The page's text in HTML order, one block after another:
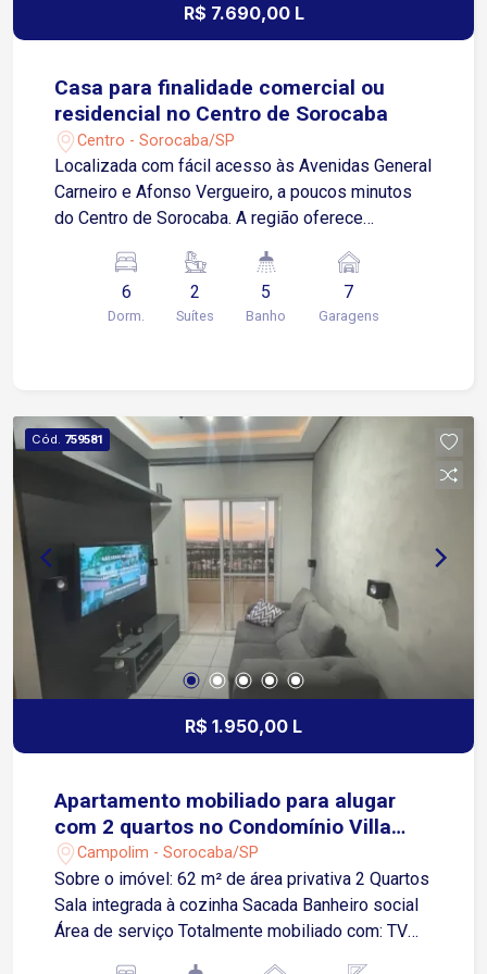
R$ 7.690,00 L
Casa para finalidade comercial ou
residencial no Centro de Sorocaba
Centro - Sorocaba/SP
Localizada com fácil acesso às Avenidas General
Carneiro e Afonso Vergueiro, a poucos minutos
do Centro de Sorocaba. A região oferece
restaurantes, supermercados, farmácias e
diversos comércios e serviços. Sobre o imóvel: 3
quartos, sendo 1 suíte com armários planejados
de serviço Dependência de empregada com
quarto e banheiro Área externa: Quintal com
acesso lateral independente Espaço gourmet
coberto Cozinha de apoio Churrasqueira Banheiro
escritório ou ambiente multiuso Banheiro Varanda
Ideal para quem procura uma casa com boa
distribuição dos ambientes, espaço interno e
externo, perfeita para morar com conforto e
receber familiares e amigos. Agende sua visita e
conheça este imóvel!
6
Dorm.
2
Suítes
5
Banho
7
Garagens
Cód. 759581
R$ 1.950,00 L
Apartamento mobiliado para alugar
com 2 quartos no Condomínio Villa
Sunset
Campolim - Sorocaba/SP
Sobre o imóvel: 62 m² de área privativa 2 Quartos
Sala integrada à cozinha Sacada Banheiro social
Área de serviço Totalmente mobiliado com: TV